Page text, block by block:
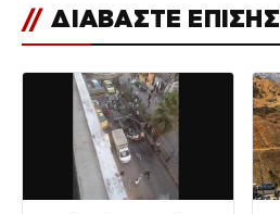
// ΔΙΑΒΑΣΤΕ ΕΠΙΣΗΣ